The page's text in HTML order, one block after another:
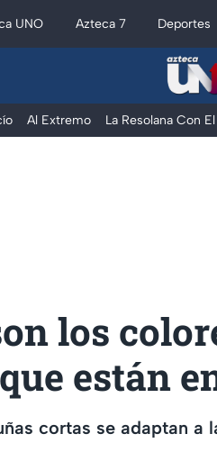
UNO Azteca 7 Deportes
Al Extremo La Resolana Con
los
están
cortas se adaptan